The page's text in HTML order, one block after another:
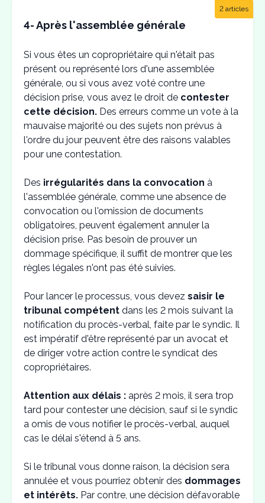
2 articles
4- Après l'assemblée générale
Si vous êtes un copropriétaire qui n'était pas
présent ou représenté lors d'une assemblée
générale, ou si vous avez voté contre une
décision prise, vous avez le droit de contester
cette décision. Des erreurs comme un vote à la
mauvaise majorité ou des sujets non prévus à
l'ordre du jour peuvent être des raisons valables
pour une contestation.
Des irrégularités dans la convocation à
l'assemblée générale, comme une absence de
convocation ou l'omission de documents
obligatoires, peuvent également annuler la
décision prise. Pas besoin de prouver un
dommage spécifique, il suffit de montrer que les
règles légales n'ont pas été suivies.
Pour lancer le processus, vous devez saisir le
tribunal compétent dans les 2 mois suivant la
notification du procès-verbal, faite par le syndic. Il
est impératif d'être représenté par un avocat et
de diriger votre action contre le syndicat des
copropriétaires.
Attention aux délais : après 2 mois, il sera trop
tard pour contester une décision, sauf si le syndic
a omis de vous notifier le procès-verbal, auquel
cas le délai s'étend à 5 ans.
Si le tribunal vous donne raison, la décision sera
annulée et vous pourriez obtenir des dommages
et intérêts. Par contre, une décision défavorable